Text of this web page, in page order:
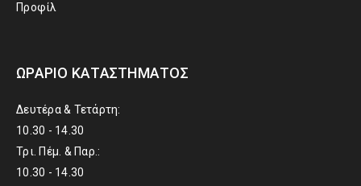
Προφίλ
ΩΡΆΡΙΟ ΚΑΤΑΣΤΉΜΑΤΟΣ
Δευτέρα & Τετάρτη:
10.30 - 14.30
Τρι. Πέμ. & Παρ.:
10.30 - 14.30